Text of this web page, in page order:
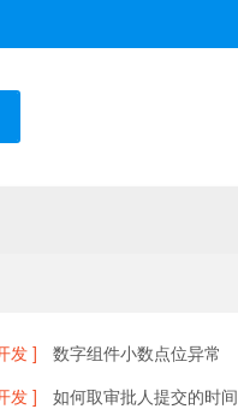
发 ]
数字组件小数点位异常
发 ]
如何取审批人提交的时间